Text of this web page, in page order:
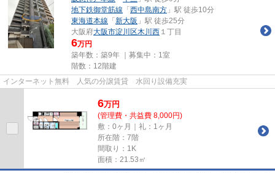
地下鉄御堂筋線 「 西中島南方 」駅 徒歩10分
東海道本線 「 新大阪 」駅 徒歩25分
大阪府大阪市淀川区木川西 １丁目
6万円
築年数：築9年 ｜募集中： 1室
階数：12階建
インターネット無料 人気の分譲賃貸 水回り設備充実
6万円
(管理費・共益費 8,000円)
敷：0ヶ月｜礼：1ヶ月
所在階：7階
間取り：1K
面積：21.53㎡